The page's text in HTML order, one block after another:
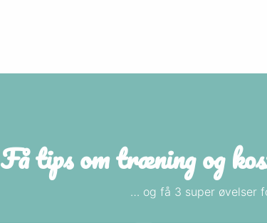
Få tips om træning og
… og få 3 super øvelser